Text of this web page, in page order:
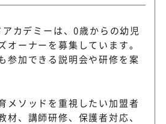
カデミーは、0歳からの幼児
オーナーを募集しています。
参加できる説明会や研修を案
メソッドを重視したい加盟者
材、講師研修、保護者対応、